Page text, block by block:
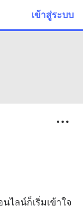
เข้าสู่ระบบ
ไลน์ก็เริ่มเข้าใจ